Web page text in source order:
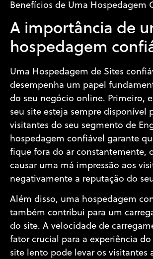
Benefícios de Uma Hospedagem
A importância de
hospedagem
Uma Hospedagem de Sites
desempenha um papel
do seu negócio online. Primeiro,
seu site esteja sempre disponível
visitantes do seu segmento de
hospedagem confiável garante
fique fora do ar constantemente,
causar uma má impressão aos
negativamente a reputação do
Além disso, uma hospedagem
também contribui para um
do site. A velocidade de
fator crucial para a experiência
site lento pode levar os visitantes